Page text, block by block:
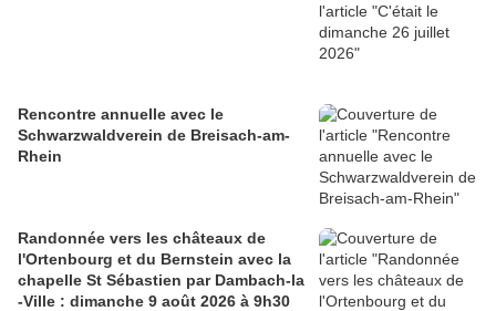
Rencontre annuelle avec le
Schwarzwaldverein de Breisach-am-
Rhein
Randonnée vers les châteaux de
l'Ortenbourg et du Bernstein avec la
chapelle St Sébastien par Dambach-la
-Ville : dimanche 9 août 2026 à 9h30